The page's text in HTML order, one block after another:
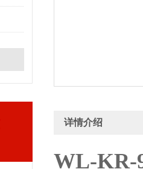
详情介绍
WL-KR-